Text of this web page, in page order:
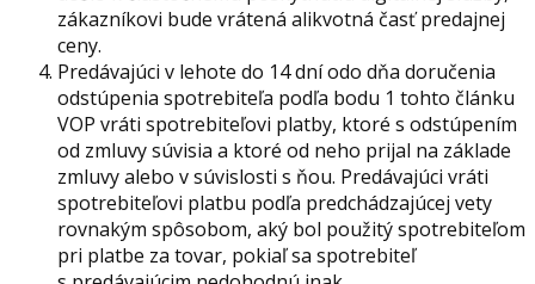
zákazníkovi bude vrátená alikvotná časť predajnej
ceny.
Predávajúci v lehote do 14 dní odo dňa doručenia
odstúpenia spotrebiteľa podľa bodu 1 tohto článku
VOP vráti spotrebiteľovi platby, ktoré s odstúpením
od zmluvy súvisia a ktoré od neho prijal na základe
zmluvy alebo v súvislosti s ňou. Predávajúci vráti
spotrebiteľovi platbu podľa predchádzajúcej vety
rovnakým spôsobom, aký bol použitý spotrebiteľom
pri platbe za tovar, pokiaľ sa spotrebiteľ